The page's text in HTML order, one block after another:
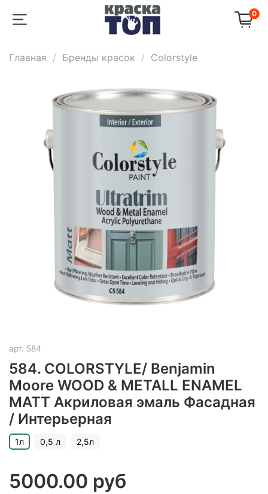
0
Главная Бренды красок Colorstyle
арт. 584
584. COLORSTYLE/ Benjamin
Moore WOOD & METALL ENAMEL
MATT Акриловая эмаль Фасадная
/ Интерьерная
1л 0,5 л 2,5л
5000.00 руб